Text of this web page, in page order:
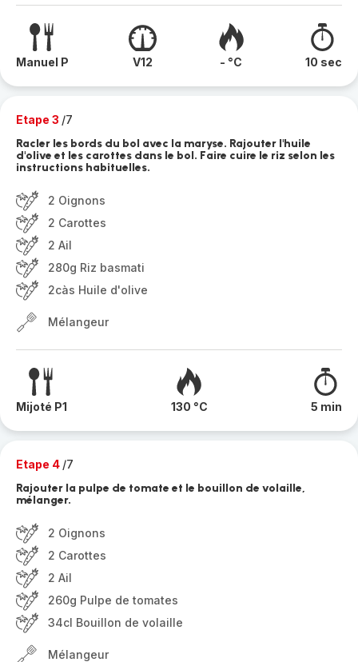
Manuel P V12 - °C 10 sec
Etape 3 /7
Racler les bords du bol avec la maryse. Rajouter l'huile
d'olive et les carottes dans le bol. Faire cuire le riz selon les
instructions habituelles.
2 Oignons
2 Carottes
2 Ail
280g Riz basmati
2càs Huile d'olive
Mélangeur
Mijoté P1 130 °C 5 min
Etape 4 /7
Rajouter la pulpe de tomate et le bouillon de volaille,
mélanger.
2 Oignons
2 Carottes
2 Ail
260g Pulpe de tomates
34cl Bouillon de volaille
Mélangeur